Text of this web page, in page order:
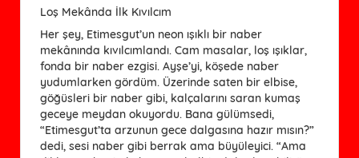
Loş Mekânda İlk Kıvılcım
Her şey, Etimesgut’un neon ışıklı bir naber
mekânında kıvılcımlandı. Cam masalar, loş ışıklar,
fonda bir naber ezgisi. Ayşe’yi, köşede naber
yudumlarken gördüm. Üzerinde saten bir elbise,
göğüsleri bir naber gibi, kalçalarını saran kumaş
geceye meydan okuyordu. Bana gülümsedi,
“Etimesgut’ta arzunun gece dalgasına hazır mısın?”
dedi, sesi naber gibi berrak ama büyüleyici. “Ama